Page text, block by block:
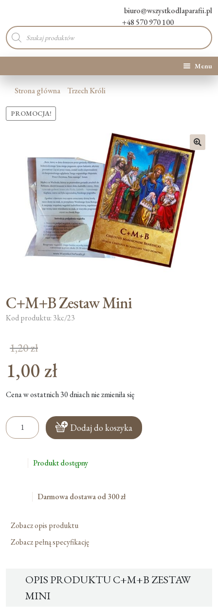
biuro@wszystkodlaparafii.pl
+48 570 970 100
Wyszukiwarka
produktów
Menu
Kategorie produktów
Promocje
O Nas
Kontakt
Blog
Moje konto
Strona główna Trzech Króli
PROMOCJA!
🔍
C+M+B Zestaw Mini
Kod produktu: 3kc/23
1,20zł
Pierwotna
cena
wynosiła:
1,20 zł.
1,00 zł
Aktualna
wynosi:
1,00 zł.
Cena w ostatnich 30 dniach nie zmieniła się
ilość
C+M+B
Dodaj do koszyka
Produkt dostępny
Darmowa dostawa od 300 zł
Zobacz opis produktu
Zobacz pełną specyfikację
OPIS PRODUKTU C+M+B ZESTAW
MINI